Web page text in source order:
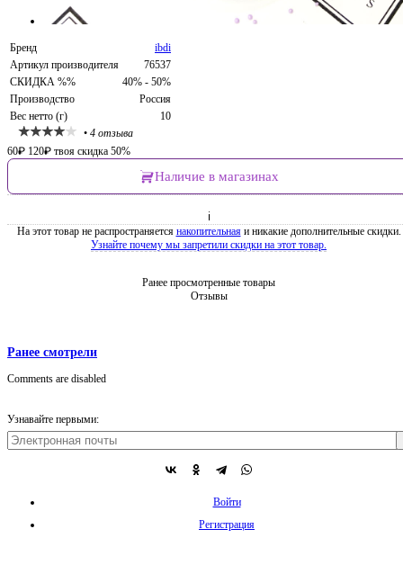
Бренд
ibdi
Артикул производителя
76537
СКИДКА %%
40% - 50%
Производство
Россия
Вес нетто (г)
10
• 4 отзыва
60₽ 120₽ твоя скидка 50%
Наличие в магазинах
ℹ
На этот товар не распространяется накопительнаяи никакие дополнительные скидки.
Узнайте почему мы запретили скидки на этот товар.
Ранее просмотренные товары
Отзывы
Ранее смотрели
Comments are disabled
Узнавайте первыми:
Войти
Регистрация